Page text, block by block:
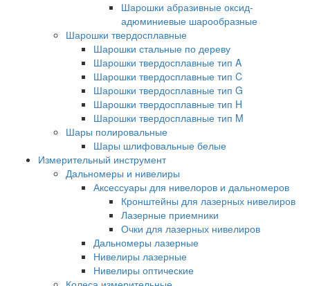
Шарошки абразивные оксид-
адюминиевые шарообразные
Шарошки твердосплавные
Шарошки стальные по дереву
Шарошки твердосплавные тип A
Шарошки твердосплавные тип C
Шарошки твердосплавные тип G
Шарошки твердосплавные тип H
Шарошки твердосплавные тип M
Шары полировальные
Шары шлифовальные белые
Измерительный инструмент
Дальномеры и нивелиры
Аксессуары для нивелоров и дальномеров
Кронштейны для лазерных нивелиров
Лазерные приемники
Очки для лазерных нивелиров
Дальномеры лазерные
Нивелиры лазерные
Нивелиры оптические